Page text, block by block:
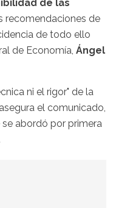
de las
recomendaciones de
de todo ello
de Economía, Ángel
ni el rigor" de la
el comunicado,
abordó por primera